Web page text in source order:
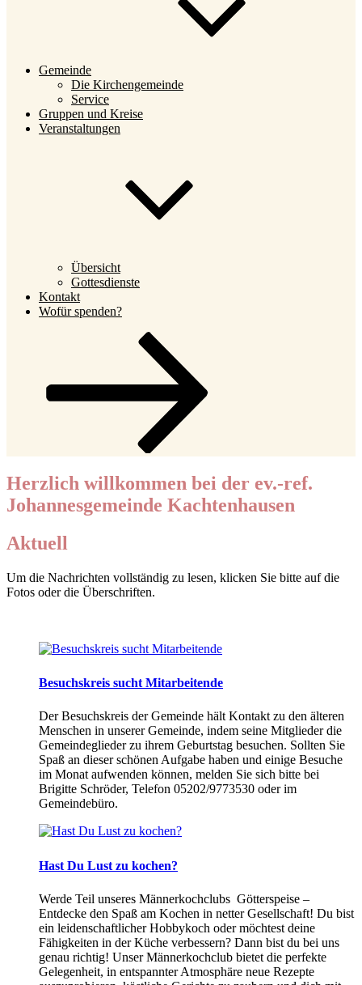
Gemeinde
Die Kirchengemeinde
Service
Gruppen und Kreise
Veranstaltungen
Übersicht
Gottesdienste
Kontakt
Wofür spenden?
Herzlich willkommen bei der ev.-ref.
Johannesgemeinde Kachtenhausen
Aktuell
Um die Nachrichten vollständig zu lesen, klicken Sie bitte auf die
Fotos oder die Überschriften.
Besuchskreis sucht Mitarbeitende
Der Besuchskreis der Gemeinde hält Kontakt zu den älteren
Menschen in unserer Gemeinde, indem seine Mitglieder die
Gemeindeglieder zu ihrem Geburtstag besuchen. Sollten Sie
Spaß an dieser schönen Aufgabe haben und einige Besuche
im Monat aufwenden können, melden Sie sich bitte bei
Brigitte Schröder, Telefon 05202/9773530 oder im
Gemeindebüro.
Hast Du Lust zu kochen?
Werde Teil unseres Männerkochclubs Götterspeise –
Entdecke den Spaß am Kochen in netter Gesellschaft! Du bist
ein leidenschaftlicher Hobbykoch oder möchtest deine
Fähigkeiten in der Küche verbessern? Dann bist du bei uns
genau richtig! Unser Männerkochclub bietet die perfekte
Gelegenheit, in entspannter Atmosphäre neue Rezepte